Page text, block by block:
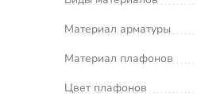
Материал арматуры
Материал плафонов
Цвет плафонов